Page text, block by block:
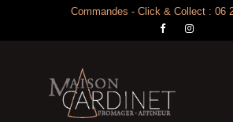
Commandes - Click & Collect : 06